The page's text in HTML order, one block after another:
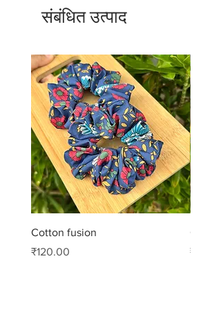
संबंधित उत्पाद
Cotton fusion
मूल्य
₹120.00
मूल्य
₹99.00